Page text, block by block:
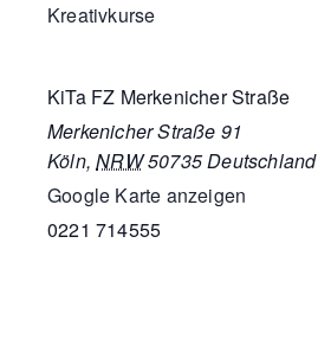
Kreativkurse
KiTa FZ Merkenicher Straße
Merkenicher Straße 91
Köln, NRW50735Deutschland
Google Karte anzeigen
0221 714555